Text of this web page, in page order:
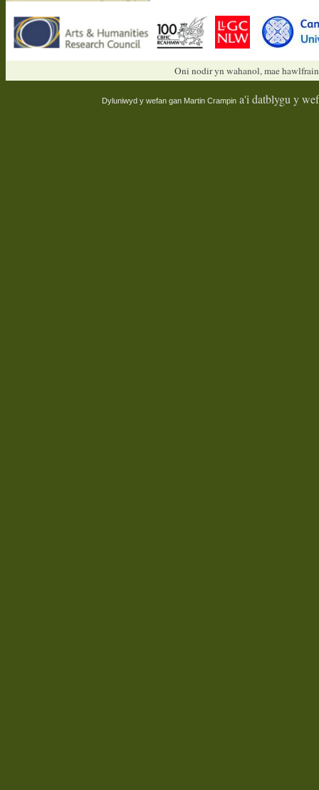
Oni nodir yn wahanol, mae
Dyluniwyd y wefan gan Martin Crampin a'i datblygu y